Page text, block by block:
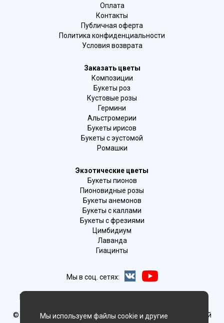
Оплата
Контакты
Публичная оферта
Политика конфиденциальности
Условия возврата
Заказать цветы
Композиции
Букеты роз
Кустовые розы
Гермини
Альстромерии
Букеты ирисов
Букеты с эустомой
Ромашки
Экзотические цветы
Букеты пионов
Пионовидные розы
Букеты анемонов
Букеты с каллами
Букеты с фрезиями
Цимбидиум
Лаванда
Гиацинты
Мы в соц. сетях:
Новосибирск, 2-й Бронный пер., 28/1 (цветочный салон)
© Delaflor - доставка цветов, 2012-2026 ИП Рыжков Евгений
Мы используем файлы cookie и другие